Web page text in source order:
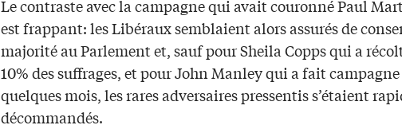
Le contraste avec la campagne qui avait couronné Paul
est frappant: les Libéraux semblaient alors assurés de
majorité au Parlement et, sauf pour Sheila Copps qui a
10% des suffrages, et pour John Manley qui a fait
quelques mois, les rares adversaires pressentis s’étaient
décommandés.